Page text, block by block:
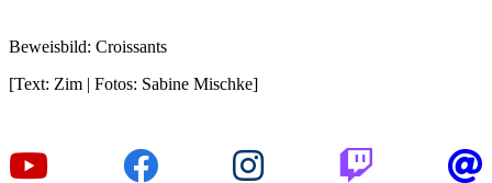
Beweisbild: Croissants
[Text: Zim | Fotos: Sabine Mischke]